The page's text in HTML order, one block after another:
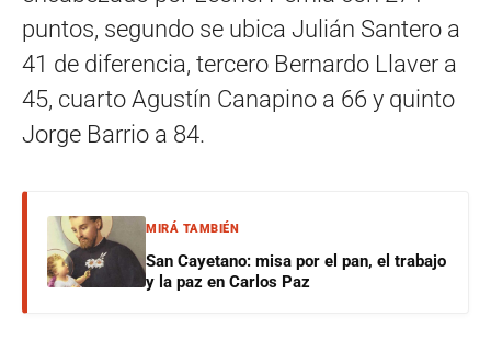
puntos, segundo se ubica Julián Santero a
41 de diferencia, tercero Bernardo Llaver a
45, cuarto Agustín Canapino a 66 y quinto
Jorge Barrio a 84.
MIRÁ TAMBIÉN
San Cayetano: misa por el pan, el trabajo
y la paz en Carlos Paz